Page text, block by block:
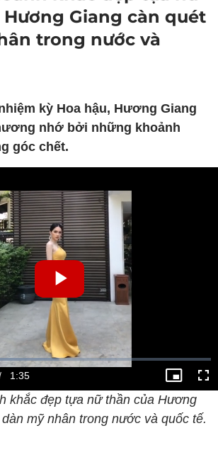
Giang càn quét
trong nước và
kỳ Hoa hậu, Hương Giang
nhớ bởi những khoảnh
góc chết.
khắc đẹp tựa nữ thần của Hương
mỹ nhân trong nước và quốc tế.